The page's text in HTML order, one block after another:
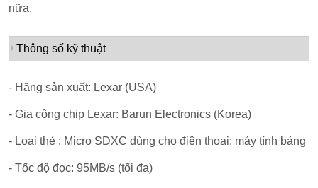
nữa.
Thông số kỹ thuật
- Hãng sản xuất: Lexar (USA)
- Gia công chip Lexar: Barun Electronics (Korea)
- Loại thẻ : Micro SDXC dùng cho điện thoại; máy tính bảng
- Tốc độ đọc: 95MB/s (tối đa)